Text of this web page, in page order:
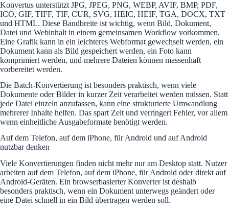
Konvertus unterstützt JPG, JPEG, PNG, WEBP, AVIF, BMP, PDF,
ICO, GIF, TIFF, TIF, CUR, SVG, HEIC, HEIF, TGA, DOCX, TXT
und HTML. Diese Bandbreite ist wichtig, wenn Bild, Dokument,
Datei und Webinhalt in einem gemeinsamen Workflow vorkommen.
Eine Grafik kann in ein leichteres Webformat gewechselt werden, ein
Dokument kann als Bild gespeichert werden, ein Foto kann
komprimiert werden, und mehrere Dateien können massenhaft
vorbereitet werden.
Die Batch-Konvertierung ist besonders praktisch, wenn viele
Dokumente oder Bilder in kurzer Zeit verarbeitet werden müssen. Statt
jede Datei einzeln anzufassen, kann eine strukturierte Umwandlung
mehrerer Inhalte helfen. Das spart Zeit und verringert Fehler, vor allem
wenn einheitliche Ausgabeformate benötigt werden.
Auf dem Telefon, auf dem iPhone, für Android und auf Android
nutzbar denken
Viele Konvertierungen finden nicht mehr nur am Desktop statt. Nutzer
arbeiten auf dem Telefon, auf dem iPhone, für Android oder direkt auf
Android-Geräten. Ein browserbasierter Konverter ist deshalb
besonders praktisch, wenn ein Dokument unterwegs geändert oder
eine Datei schnell in ein Bild übertragen werden soll.